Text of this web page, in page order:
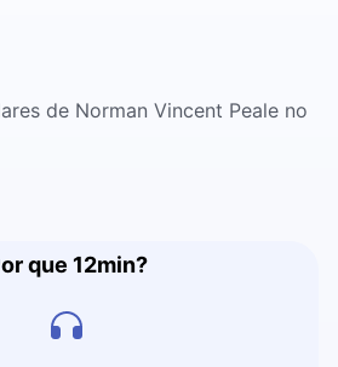
de Norman Vincent Peale no
que 12min?